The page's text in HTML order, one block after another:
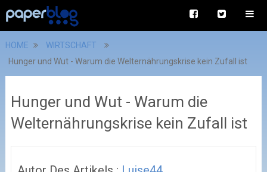
HOME
WIRTSCHAFT
Hunger und Wut - Warum die Welternährungskrise kein Zufall ist
Hunger und Wut - Warum die
Welternährungskrise kein Zufall ist